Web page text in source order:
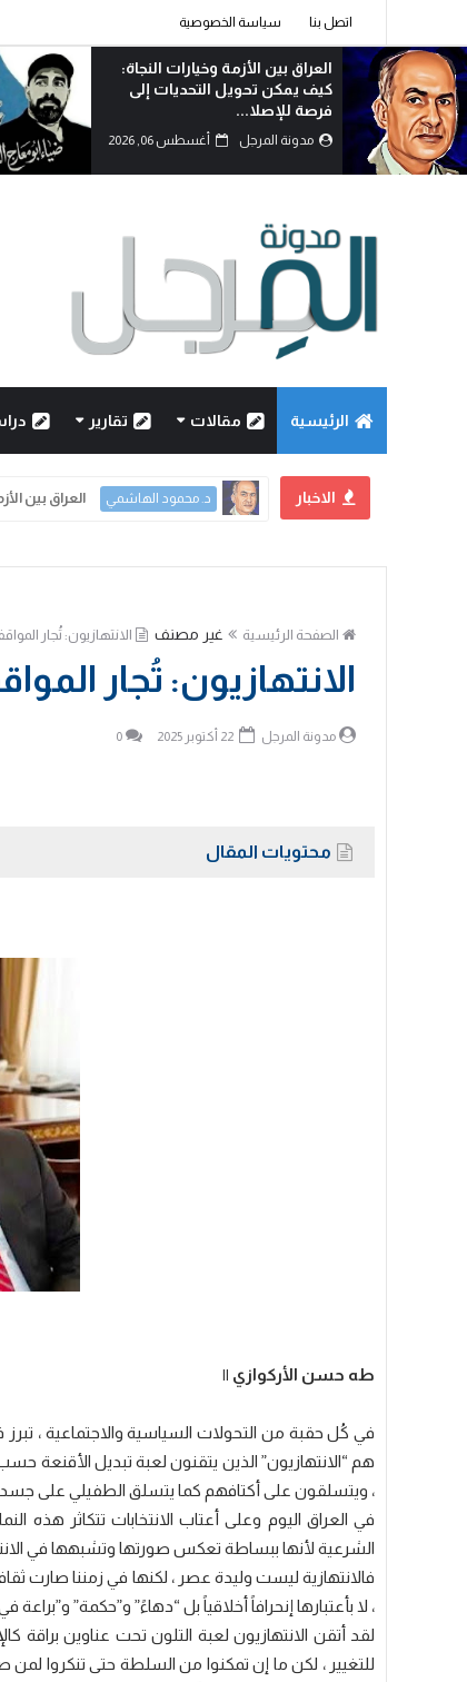
اتصل بنا سياسة الخصوصية
الوطنجية… عندما يُستغل علم
العراق لإثارة الفتنة..!
مدونة المرجل
الرئيسية مقالات تقارير
الاخبار د. محمود الهاشمي العراق بين
الصفحة الرئيسية غير مصنف الانتهازيون: تُجار
الانتهازيون: تُجار
مدونة المرجل 0
محتويات المقال
طه حسن الأركوازي ||
في كُل حقبة من التحولات السياسية والاجتماعية ، تبرز
هم “الانتهازيون” الذين يتقنون لعبة تبديل الأقنعة
، ويتسلقون على أكتافهم كما يتسلق الطفيلي على جسد
في العراق اليوم وعلى أعتاب الانتخابات تتكاثر هذه
الشرعية لأنها ببساطة تعكس صورتها وتشبهها في
فالانتهازية ليست وليدة عصر ، لكنها في زمننا صارت
، لا بأعتبارها إنحرافاً أخلاقياً بل “دهاءً” و”حكمة”
لقد أتقن الانتهازيون لعبة التلون تحت عناوين
للتغيير ، لكن ما إن تمكنوا من السلطة حتى تنكروا